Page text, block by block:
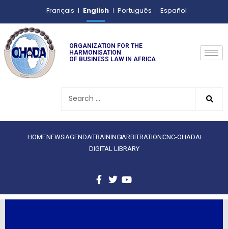
Français English Português Español
ORGANIZATION FOR THE
HARMONISATION
OF BUSINESS LAW IN AFRICA
HOMENEWS AGENDATRAINING ARBITRATIONCNC-OHADA
DIGITAL LIBRARY